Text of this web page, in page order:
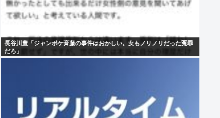
長谷川豊「ジャンポケ斉藤の事件はおかしい。女もノリノリだった冤罪
だろ」